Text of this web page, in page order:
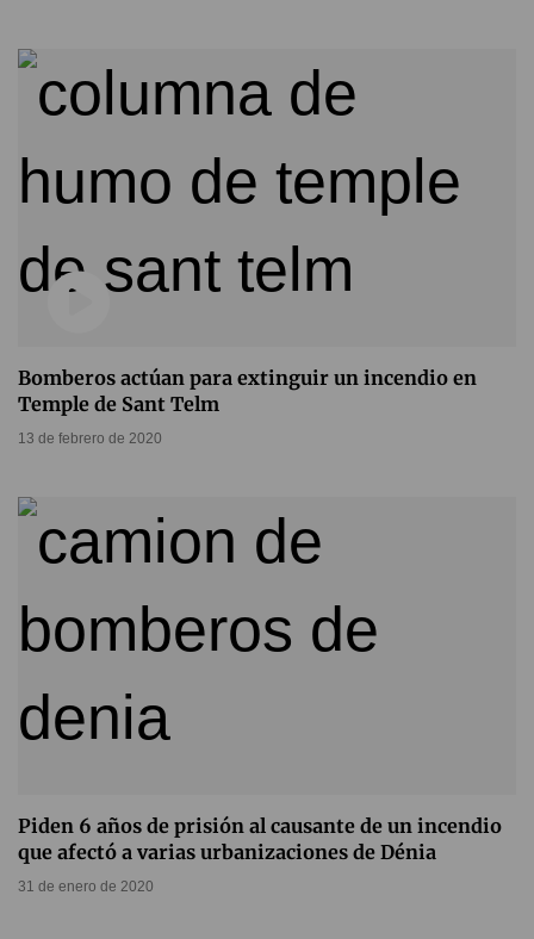
Bomberos actúan para extinguir un incendio en
Temple de Sant Telm
13 de febrero de 2020
Piden 6 años de prisión al causante de un incendio
que afectó a varias urbanizaciones de Dénia
31 de enero de 2020